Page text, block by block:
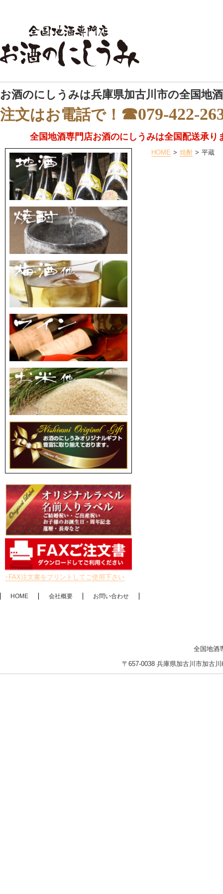
お酒のにしうみは兵庫県加古川市の全国地
注文はお電話で！ ☎079-422-
全国地酒専門店お酒のにしうみは全国配送承り
↑FAX注文書をプリントしてご使用下さい
HOME 焼酎 平蔵
HOME 会社概要 お問い合わせ
全国地酒
〒657-0038 兵庫県加古川市加古